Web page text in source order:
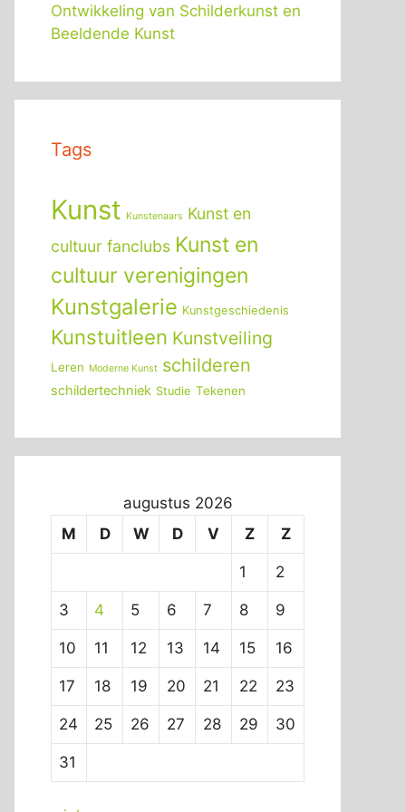
Ontwikkeling van Schilderkunst en
Beeldende Kunst
Tags
Kunst Kunstenaars Kunst en
cultuur fanclubs Kunst en
cultuur verenigingen
Kunstgalerie Kunstgeschiedenis
Kunstuitleen Kunstveiling
Leren Moderne Kunst schilderen
schildertechniek Studie Tekenen
augustus 2026
M
D W D V Z Z
1 2
3 4 5 6 7 8 9
10 11 12 13 14 15 16
17 18 19 20 21 22 23
24 25 26 27 28 29 30
31